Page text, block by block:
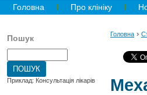
Головна Про клініку
Пошук
Приклад: Консультація лікарів
Головна ›